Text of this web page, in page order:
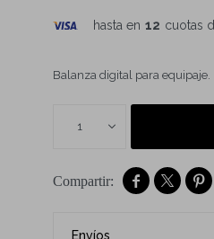
hasta en 12 cuotas
Balanza digital para equipaje.
1
  
Envíos